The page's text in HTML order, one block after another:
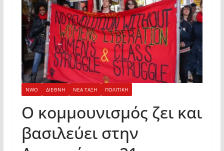
NWO ΔΙΕΘΝΗ ΝΕΑ ΤΑΞΗ ΠΟΛΙΤΙΚΗ
Ο κομμουνισμός ζει και
βασιλεύει στην